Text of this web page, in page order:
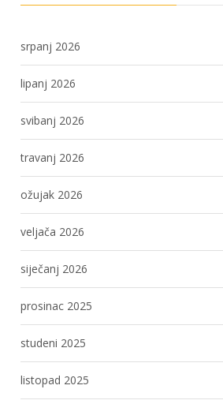
srpanj 2026
lipanj 2026
svibanj 2026
travanj 2026
ožujak 2026
veljača 2026
siječanj 2026
prosinac 2025
studeni 2025
listopad 2025